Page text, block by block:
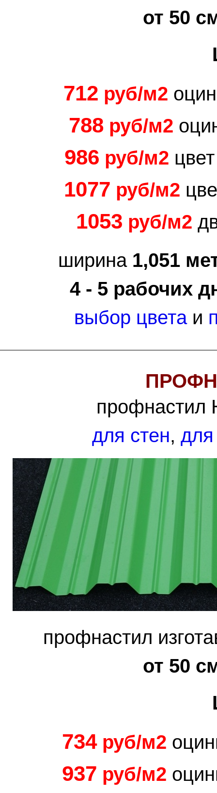
от 50
712 руб/м2
788 руб/м2
986 руб/м2
1077 руб/м2
1053 руб/м2
ширина 1,051
4 - 5 рабочих
выбор цветаи
профнастил
для стен,
профнастил
от 50
734 руб/м2
937 руб/м2